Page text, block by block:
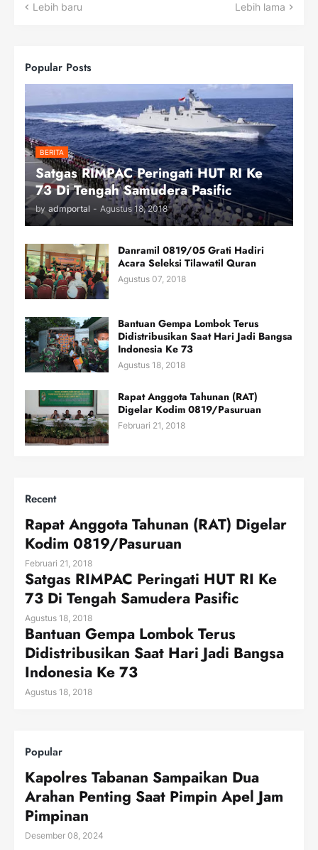
Lebih baru Lebih lama
Popular Posts
BERITA
Satgas RIMPAC Peringati HUT RI Ke
73 Di Tengah Samudera Pasific
by admportal - Agustus 18, 2018
Danramil 0819/05 Grati Hadiri
Acara Seleksi Tilawatil Quran
Agustus 07, 2018
Bantuan Gempa Lombok Terus
Didistribusikan Saat Hari Jadi Bangsa
Indonesia Ke 73
Agustus 18, 2018
Rapat Anggota Tahunan (RAT)
Digelar Kodim 0819/Pasuruan
Februari 21, 2018
Recent
Rapat Anggota Tahunan (RAT) Digelar
Kodim 0819/Pasuruan
Februari 21, 2018
Satgas RIMPAC Peringati HUT RI Ke
73 Di Tengah Samudera Pasific
Agustus 18, 2018
Bantuan Gempa Lombok Terus
Didistribusikan Saat Hari Jadi Bangsa
Indonesia Ke 73
Agustus 18, 2018
Popular
Kapolres Tabanan Sampaikan Dua
Arahan Penting Saat Pimpin Apel Jam
Pimpinan
Desember 08, 2024